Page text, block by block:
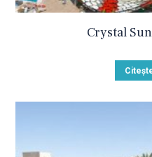
Crystal